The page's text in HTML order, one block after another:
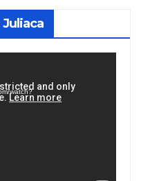
Juliaca
watch?